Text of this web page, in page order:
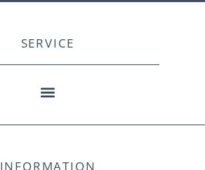
SERVICE
INFORMATION